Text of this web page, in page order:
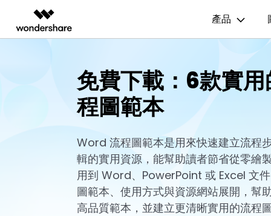
AIGC 數位創意
完整的影片編輯工具。
一站式 AI 創意工作室。
UniConverter
高速媒體轉換工具。
AI 影片、圖片、音樂生成器。
圖表與圖像產品
協作式心智圖工具。
企業
教育
聯盟行銷
PDF 解決
產品
EdrawMax
多合一圖表軟體
商業用途
流程圖
心智圖
組織結構圖
時間軸
甘特圖
電
網
資源範本
EdrawMax 社區
EdrawMind 畫廊
免費下載：6款實
程圖範本
Word 流程圖範本是用來快速建立流程
輯的實用資源，能幫助讀者節省從零繪
用到 Word、PowerPoint 或 Excel 文
圖範本、使用方式與資源網站展開，幫
高品質範本，並建立更清晰實用的流程